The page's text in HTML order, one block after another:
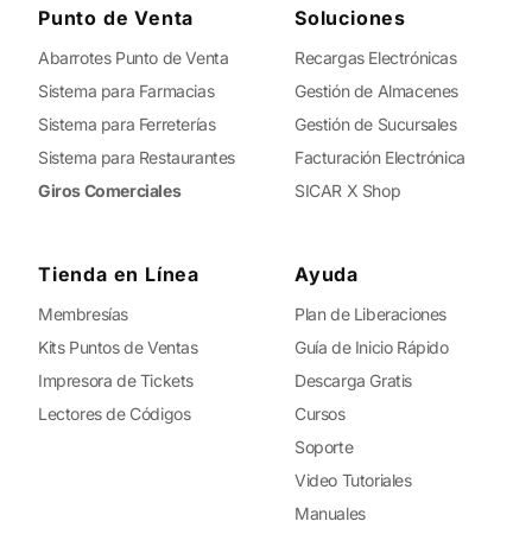
Punto de Venta
Abarrotes Punto de Venta
Sistema para Farmacias
Sistema para Ferreterías
Sistema para Restaurantes
Giros Comerciales
Soluciones
Recargas Electrónicas
Gestión de Almacenes
Gestión de Sucursales
Facturación Electrónica
SICAR X Shop
Tienda en Línea
Membresías
Kits Puntos de Ventas
Impresora de Tickets
Lectores de Códigos
Ayuda
Plan de Liberaciones
Guía de Inicio Rápido
Descarga Gratis
Cursos
Soporte
Video Tutoriales
Manuales